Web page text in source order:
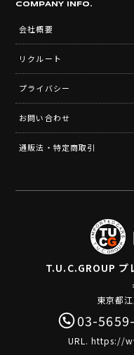
COMPANY INFO.
会社概要
リクルート
プライバシー
お問い合わせ
通販法・特定商取引
T.U.C.GROUP プ
東京都
03-
URL. https://